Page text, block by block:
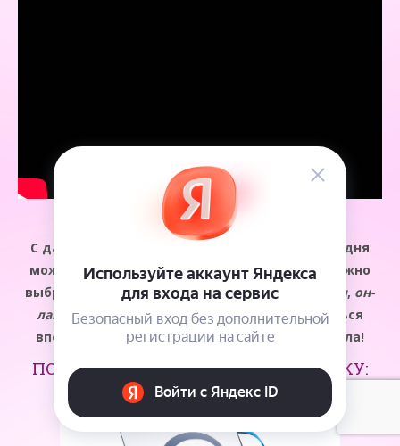
С даосскими сексуальными практиками сегодня
можете ознакомиться и вы. Для обучения можно
выбрать любой инструмент: книги,медитации, он-
лайн курсы,консультации . Главное – двигаться
вперед в постижении своего духовного начала!
ПОДПИСАТЬСЯ НАE-MAILРАССЫЛКУ: